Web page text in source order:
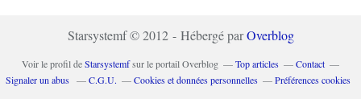
Starsystemf © 2012 - Hébergé parOverblog
Voir le profil deStarsystemfsur le portail Overblog Top articles
Contact
Signaler un abus
C.G.U. Cookies et données personnelles Préférences cookies